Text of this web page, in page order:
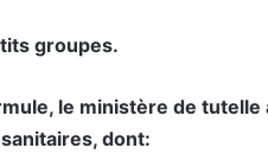
groupes.
le ministère de tutelle
dont: